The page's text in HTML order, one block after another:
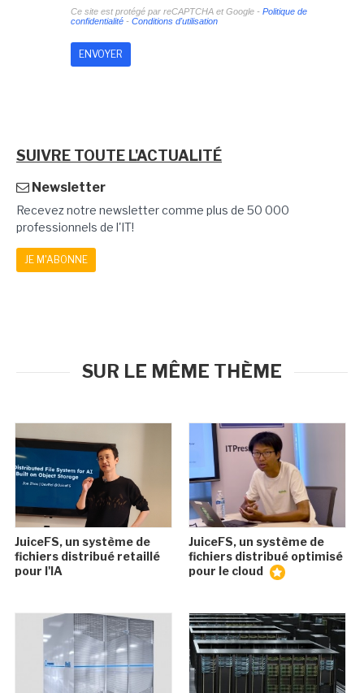
Ce site est protégé par reCAPTCHA et Google - Politique de
confidentialité- Conditions d'utilisation
SUIVRE TOUTE L'ACTUALITÉ
Newsletter
Recevez notre newsletter comme plus de 50 000
professionnels de l'IT!
JE M'ABONNE
SUR LE MÊME THÈME
JuiceFS, un système de
fichiers distribué retaillé
pour l'IA
JuiceFS, un système de
fichiers distribué optimisé
pour le cloud